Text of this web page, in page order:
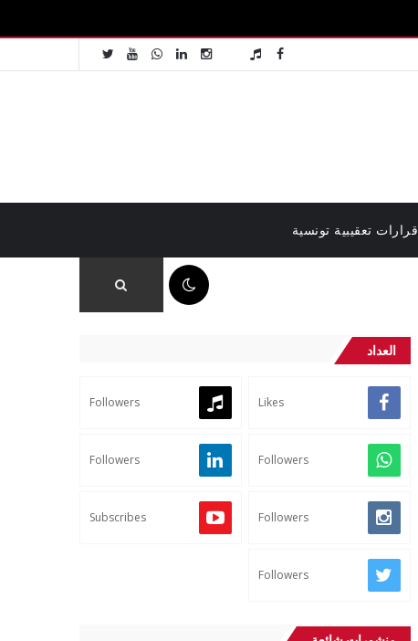
قرارات تعقيبية تونسية
العداد
Likes
Followers
Followers
Followers
Followers
Subscribes
Followers